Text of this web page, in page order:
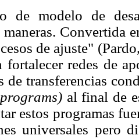
de modelo de
maneras. Convertida
de ajuste"
fortalecer redes de
de transferencias
al final de
estos programas
universales pero